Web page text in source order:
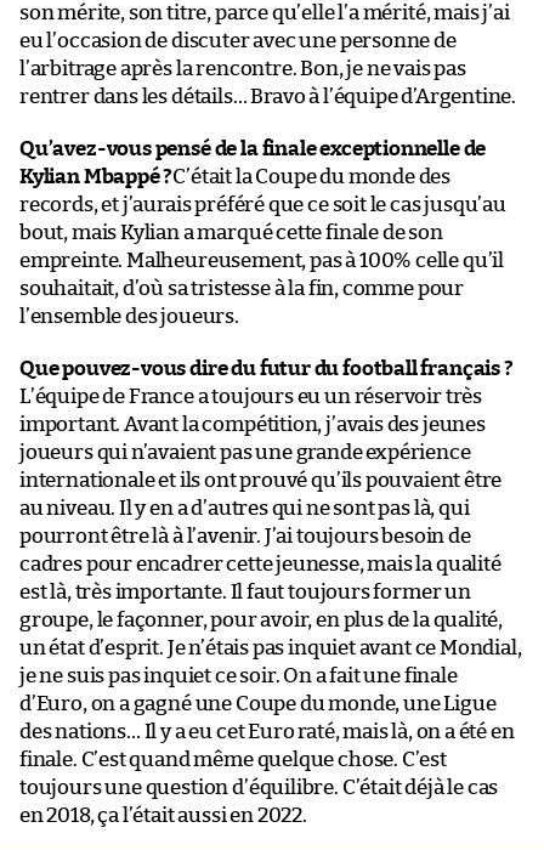
son mérite, son titre, parce qu’elle l’a mérité, mais j’ai
eu l’occasion de discuter avec une personne de
l’arbitrage après la rencontre. Bon, je ne vais pas
rentrer dans les détails… Bravo à l’équipe d’Argentine.
Qu’avez-vous pensé de la finale exceptionnelle de
Kylian Mbappé ?C’était la Coupe du monde des
records, et j’aurais préféré que ce soit le cas jusqu’au
bout, mais Kylian a marqué cette finale de son
empreinte. Malheureusement, pas à 100% celle qu’il
souhaitait, d’où sa tristesse à la fin, comme pour
l’ensemble des joueurs.
Que pouvez-vous dire du futur du football français ?
L’équipe de France a toujours eu un réservoir très
important. Avant la compétition, j’avais des jeunes
joueurs qui n’avaient pas une grande expérience
internationale et ils ont prouvé qu’ils pouvaient être
au niveau. Il y en a d’autres qui ne sont pas là, qui
pourront être là à l’avenir. J’ai toujours besoin de
cadres pour encadrer cette jeunesse, mais la qualité
est là, très importante. Il faut toujours former un
groupe, le façonner, pour avoir, en plus de la qualité,
un état d’esprit. Je n’étais pas inquiet avant ce Mondial,
je ne suis pas inquiet ce soir. On a fait une finale
d’Euro, on a gagné une Coupe du monde, une Ligue
des nations… Il y a eu cet Euro raté, mais là, on a été en
finale. C’est quand même quelque chose. C’est
toujours une question d’équilibre. C’était déjà le cas
en 2018, ça l’était aussi en 2022.